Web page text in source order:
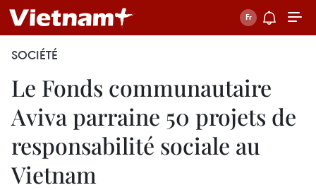
SOCIÉTÉ
Le Fonds communautaire
Aviva parraine 50 projets de
responsabilité sociale au
Vietnam